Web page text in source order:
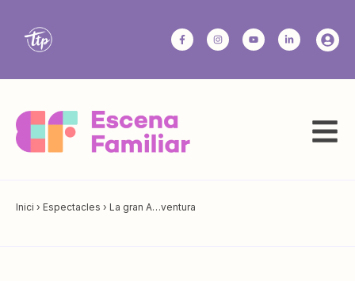
Inici › Espectacles › La gran A…ventura